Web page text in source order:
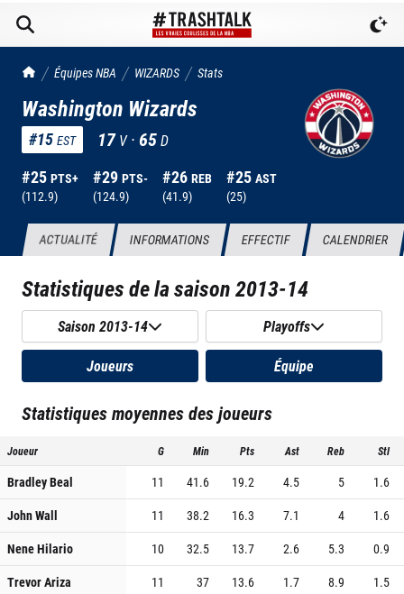
TrashTalk Actu NBA
Équipes NBA WIZARDS Stats
Washington Wizards
#15 EST 17 V ·65D
#25 PTS+
(112.9)
#29 PTS-
(124.9)
#26 REB
(41.9)
#25 AST
(25)
ACTUALITÉ INFORMATIONS EFFECTIF CALENDRIER
Statistiques de la saison2013-14
Saison 2013-14 Playoffs
Joueurs Équipe
Statistiques moyennes des joueurs
Joueur G Min Pts Ast Reb Stl
Bradley Beal 11 41.6 19.2 4.5 5
1.6
John Wall
11 38.2 16.3 7.1 4
1.6
Nene Hilario
10 32.5 13.7 2.6 5.3
0.9
Trevor Ariza
11 37 13.6 1.7 8.9
1.5